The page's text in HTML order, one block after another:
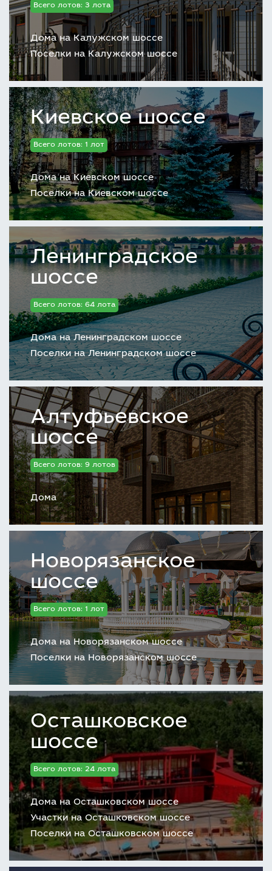
Всего лотов: 3 лота
Дома на Калужском шоссе
Поселки на Калужском шоссе
Киевское шоссе
Всего лотов: 1 лот
Дома на Киевском шоссе
Поселки на Киевском шоссе
Ленинградское
шоссе
Всего лотов: 64 лота
Дома на Ленинградском шоссе
Поселки на Ленинградском шоссе
Алтуфьевское
шоссе
Всего лотов: 9 лотов
Дома
Новорязанское
шоссе
Всего лотов: 1 лот
Дома на Новорязанском шоссе
Поселки на Новорязанском шоссе
Осташковское
шоссе
Всего лотов: 24 лота
Дома на Осташковском шоссе
Участки на Осташковском шоссе
Поселки на Осташковском шоссе